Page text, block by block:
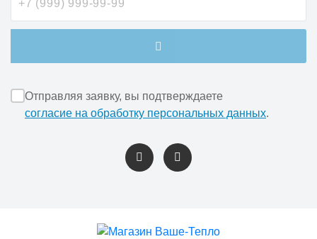
Отправляя заявку, вы подтверждаете
согласие на обработку персональных данных.